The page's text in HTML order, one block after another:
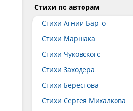
Стихи по авторам
Стихи Агнии Барто
Стихи Маршака
Стихи Чуковского
Стихи Заходера
Стихи Берестова
Стихи Сергея Михалкова